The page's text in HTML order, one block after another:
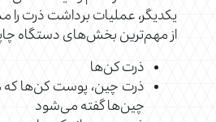
یکدیگر، عملیات برداشت ذرت
از مهم‌ترین بخش‌های دستگاه چاپر
ذرت کن‌ها
ذرت چین، پوست کن‌ها که
چین‌ها گفته می‌شود